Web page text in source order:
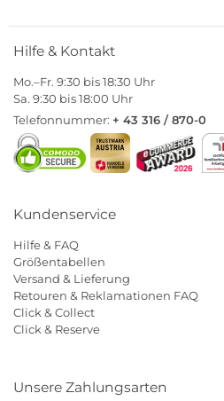
Hilfe & Kontakt
Mo.–Fr. 9:30 bis 18:30 Uhr
Sa. 9:30 bis 18:00 Uhr
Telefonnummer: + 43 316 / 870-0
Kundenservice
Hilfe & FAQ
Größentabellen
Versand & Lieferung
Retouren & Reklamationen FAQ
Click & Collect
Click & Reserve
Unsere Zahlungsarten